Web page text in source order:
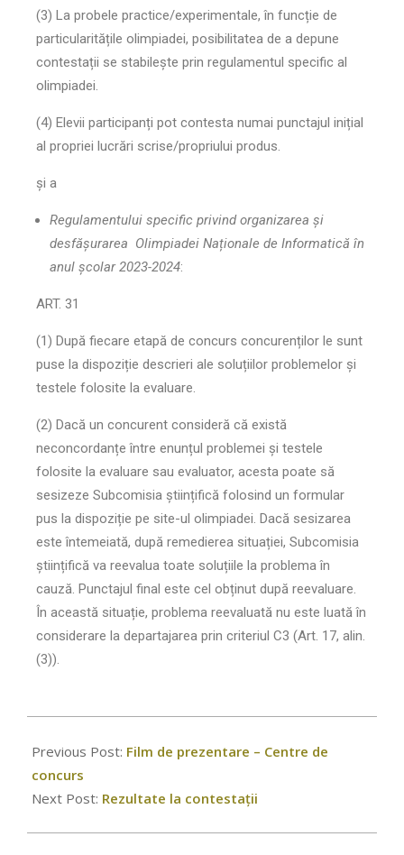
(3) La probele practice/experimentale, în funcție de
particularitățile olimpiadei, posibilitatea de a depune
contestații se stabilește prin regulamentul specific al
olimpiadei.
(4) Elevii participanți pot contesta numai punctajul inițial
al propriei lucrări scrise/propriului produs.
și a
Regulamentului specific privind organizarea și
desfășurarea Olimpiadei Naționale de Informatică în
anul școlar 2023-2024:
ART. 31
(1) După fiecare etapă de concurs concurenților le sunt
puse la dispoziție descrieri ale soluțiilor problemelor și
testele folosite la evaluare.
(2) Dacă un concurent consideră că există
neconcordanțe între enunțul problemei și testele
folosite la evaluare sau evaluator, acesta poate să
sesizeze Subcomisia științifică folosind un formular
pus la dispoziție pe site-ul olimpiadei. Dacă sesizarea
este întemeiată, după remedierea situației, Subcomisia
științifică va reevalua toate soluțiile la problema în
cauză. Punctajul final este cel obținut după reevaluare.
În această situație, problema reevaluată nu este luată în
considerare la departajarea prin criteriul C3 (Art. 17, alin.
(3)).
Previous Post: Film de prezentare – Centre de
concurs
Next Post: Rezultate la contestații